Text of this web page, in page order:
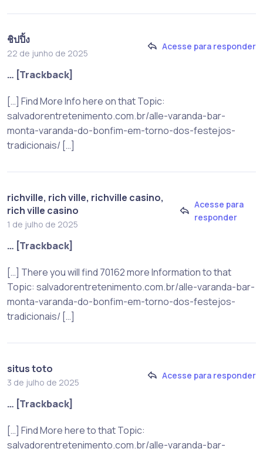
ชิปปิ้ง
22 de junho de 2025
Acesse para responder
… [Trackback]
[…] Find More Info here on that Topic:
salvadorentretenimento.com.br/alle-varanda-bar-
monta-varanda-do-bonfim-em-torno-dos-festejos-
tradicionais/ […]
richville, rich ville, richville casino,
rich ville casino
1 de julho de 2025
Acesse para
responder
… [Trackback]
[…] There you will find 70162 more Information to that
Topic: salvadorentretenimento.com.br/alle-varanda-bar-
monta-varanda-do-bonfim-em-torno-dos-festejos-
tradicionais/ […]
situs toto
3 de julho de 2025
Acesse para responder
… [Trackback]
[…] Find More here to that Topic:
salvadorentretenimento.com.br/alle-varanda-bar-